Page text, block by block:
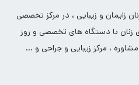
زایمان و زیبایی ، در مرکز تخصصی
زنان با دستگاه های تخصصی و روز
، مرکز زیبایی و جراحی و …